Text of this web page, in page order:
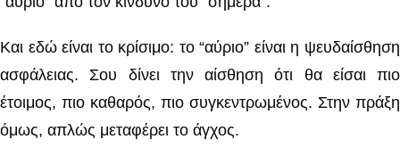
Και εδώ είναι το κρίσιμο: το “αύριο” είναι η ψευδαίσθηση
ασφάλειας. Σου δίνει την αίσθηση ότι θα είσαι πιο
έτοιμος, πιο καθαρός, πιο συγκεντρωμένος. Στην πράξη
όμως, απλώς μεταφέρει το άγχος.